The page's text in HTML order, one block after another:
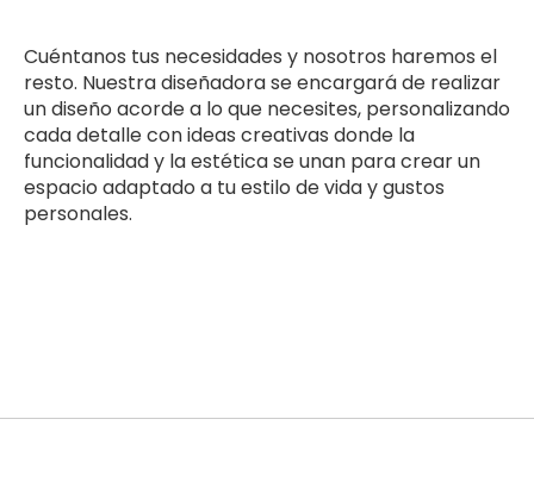
Cuéntanos tus necesidades y nosotros haremos el
resto. Nuestra diseñadora se encargará de realizar
un diseño acorde a lo que necesites, personalizando
cada detalle con ideas creativas donde la
funcionalidad y la estética se unan para crear un
espacio adaptado a tu estilo de vida y gustos
personales.